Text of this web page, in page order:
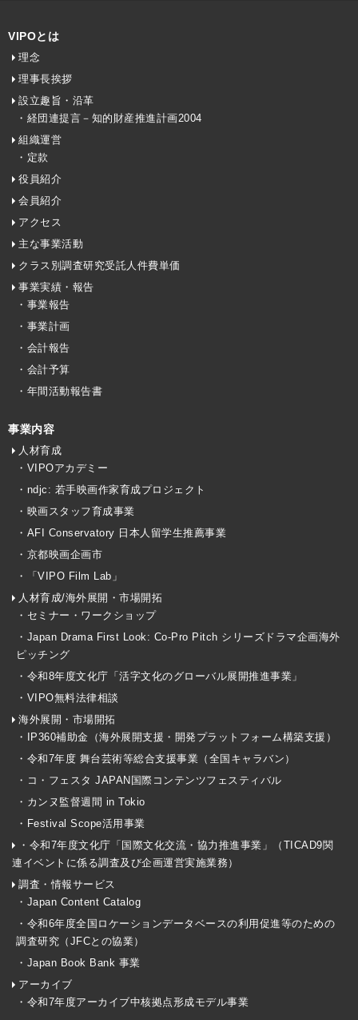
VIPOとは
理念
理事長挨拶
設立趣旨・沿革
・経団連提言－知的財産推進計画2004
組織運営
・定款
役員紹介
会員紹介
アクセス
主な事業活動
クラス別調査研究受託人件費単価
事業実績・報告
・事業報告
・事業計画
・会計報告
・会計予算
・年間活動報告書
事業内容
人材育成
・VIPOアカデミー
・ndjc: 若手映画作家育成プロジェクト
・映画スタッフ育成事業
・AFI Conservatory 日本人留学生推薦事業
・京都映画企画市
・「VIPO Film Lab」
人材育成/海外展開・市場開拓
・セミナー・ワークショップ
・Japan Drama First Look: Co-Pro Pitch シリーズドラマ企画海外
ピッチング
・令和8年度文化庁「活字文化のグローバル展開推進事業」
・VIPO無料法律相談
海外展開・市場開拓
・IP360補助金（海外展開支援・開発プラットフォーム構築支援）
・令和7年度 舞台芸術等総合支援事業（全国キャラバン）
・コ・フェスタ JAPAN国際コンテンツフェスティバル
・カンヌ監督週間 in Tokio
・Festival Scope活用事業
・令和7年度文化庁「国際文化交流・協力推進事業」（TICAD9関
連イベントに係る調査及び企画運営実施業務）
調査・情報サービス
・Japan Content Catalog
・令和6年度全国ロケーションデータベースの利用促進等のための
調査研究（JFCとの協業）
・Japan Book Bank 事業
アーカイブ
・令和7年度アーカイブ中核拠点形成モデル事業